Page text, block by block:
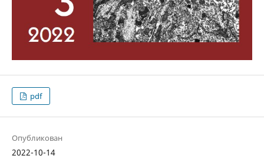
pdf
Опубликован
2022-10-14